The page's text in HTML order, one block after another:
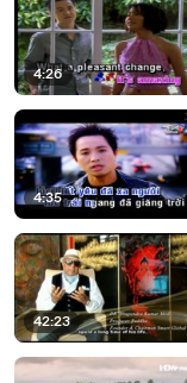
4:26
4:35
42:23